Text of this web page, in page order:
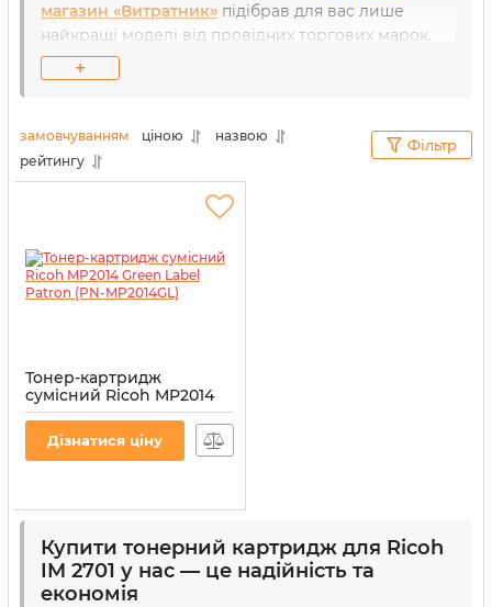
магазин «Витратник» підібрав для вас лише
найкращі моделі від провідних торгових марок.
Кожний пристрій досконально перевірений на
герметичність та сумісність нашими сервіс-
технікою тільки із задоволенням.
+
замовчуванням ціною
назвою
рейтингу
Фільтр
Тонер-картридж
сумісний Ricoh MP2014
Green Label Patron (PN-
MP2014GL)
Артикул: PN-MP2014GL
Дізнатися ціну
Купити тонерний картридж для Ricoh
IM 2701 у нас — це надійність та
економія